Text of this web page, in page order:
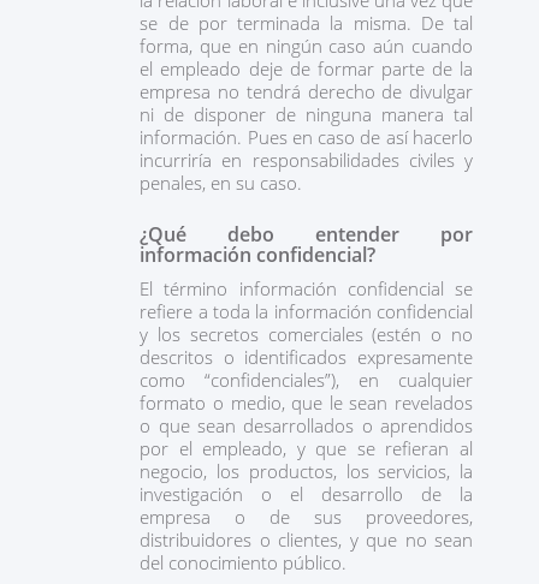
se de por terminada la misma. De tal
forma, que en ningún caso aún cuando
el empleado deje de formar parte de la
empresa no tendrá derecho de divulgar
ni de disponer de ninguna manera tal
información. Pues en caso de así hacerlo
incurriría en responsabilidades civiles y
penales, en su caso.
¿Qué debo entender por
información confidencial?
El término información confidencial se
refiere a toda la información confidencial
y los secretos comerciales (estén o no
descritos o identificados expresamente
como “confidenciales”), en cualquier
formato o medio, que le sean revelados
o que sean desarrollados o aprendidos
por el empleado, y que se refieran al
negocio, los productos, los servicios, la
investigación o el desarrollo de la
empresa o de sus proveedores,
distribuidores o clientes, y que no sean
del conocimiento público.